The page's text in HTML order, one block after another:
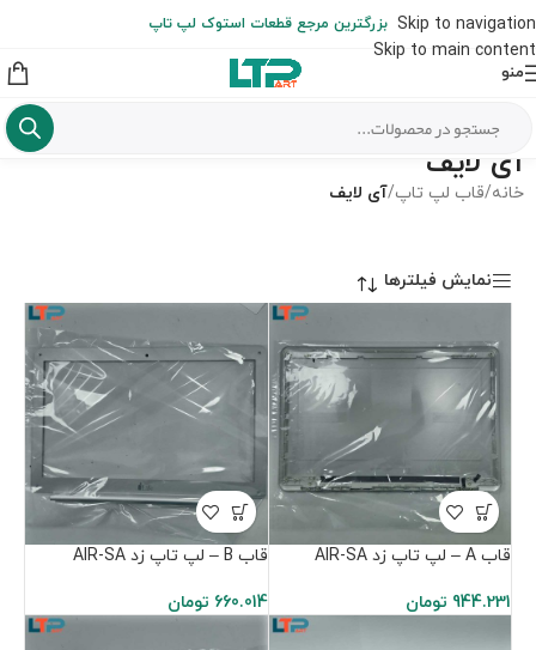
Skip to navigation
Skip to main content
از شهرستان به عهده مشتری است)
بزرگترین مرجع قطعات استوک لپ تاپ
منو
آی لایف
خانه/قاب لپ تاپ/آی لایف
نمایش فیلترها
قاب A – لپ تاپ زد AIR-SA
944.231 تومان
قاب B – لپ تاپ زد AIR-SA
660.014 تومان